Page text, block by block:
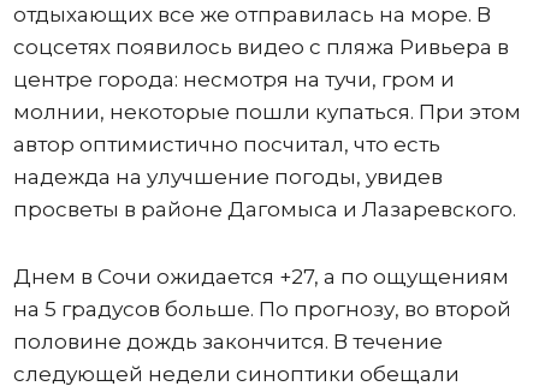
отдыхающих все же отправилась на море. В
соцсетях появилось видео с пляжа Ривьера в
центре города: несмотря на тучи, гром и
молнии, некоторые пошли купаться. При этом
автор оптимистично посчитал, что есть
надежда на улучшение погоды, увидев
просветы в районе Дагомыса и Лазаревского.
Днем в Сочи ожидается +27, а по ощущениям
на 5 градусов больше. По прогнозу, во второй
половине дождь закончится. В течение
следующей недели синоптики обещали